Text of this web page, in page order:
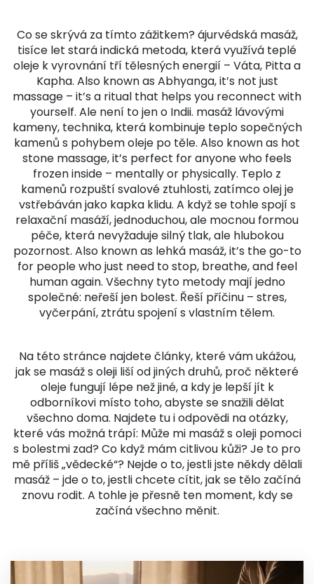
Co se skrývá za tímto zážitkem? ájurvédská masáž,
tisíce let stará indická metoda, která využívá teplé
oleje k vyrovnání tří tělesných energií – Váta, Pitta a
Kapha. Also known as Abhyanga, it’s not just
massage – it’s a ritual that helps you reconnect with
yourself. Ale není to jen o Indii. masáž lávovými
kameny, technika, která kombinuje teplo sopečných
kamenů s pohybem oleje po těle. Also known as hot
stone massage, it’s perfect for anyone who feels
frozen inside – mentally or physically. Teplo z
kamenů rozpuští svalové ztuhlosti, zatímco olej je
vstřebáván jako kapka klidu. A když se tohle spojí s
relaxační masáží,jednoduchou, ale mocnou formou
péče, která nevyžaduje silný tlak, ale hlubokou
pozornost. Also known as lehká masáž, it’s the go-to
for people who just need to stop, breathe, and feel
human again. Všechny tyto metody mají jedno
společné: neřeší jen bolest. Řeší příčinu – stres,
vyčerpání, ztrátu spojení s vlastním tělem.
Na této stránce najdete články, které vám ukážou,
jak se masáž s oleji liší od jiných druhů, proč některé
oleje fungují lépe než jiné, a kdy je lepší jít k
odborníkovi místo toho, abyste se snažili dělat
všechno doma. Najdete tu i odpovědi na otázky,
které vás možná trápí: Může mi masáž s oleji pomoci
s bolestmi zad? Co když mám citlivou kůži? Je to pro
mě příliš „vědecké“? Nejde o to, jestli jste někdy dělali
masáž – jde o to, jestli chcete cítit, jak se tělo začíná
znovu rodit. A tohle je přesně ten moment, kdy se
začíná všechno měnit.